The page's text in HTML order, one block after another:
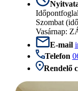
Szombat
Vasárnap:
E-mail
Telefon
Rendelő